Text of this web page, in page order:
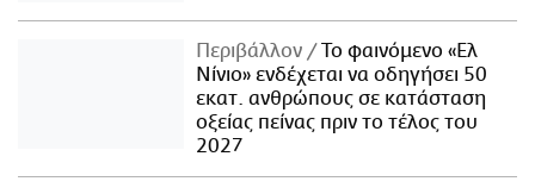
Περιβάλλον
Το φαινόμενο «Ελ
Νίνιο» ενδέχεται να οδηγήσει 50
εκατ. ανθρώπους σε κατάσταση
οξείας πείνας πριν το τέλος του
2027